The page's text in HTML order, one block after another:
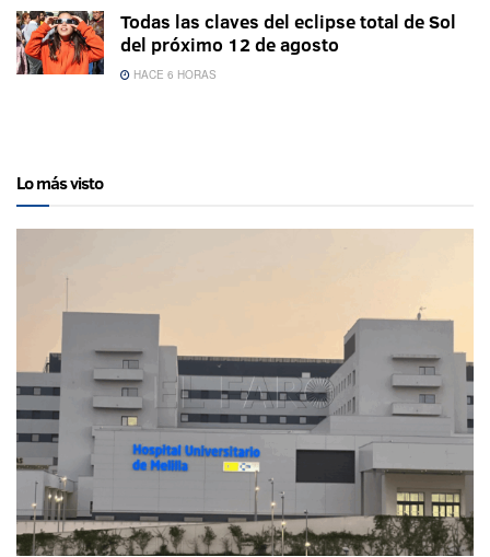
Todas las claves del eclipse total de Sol
del próximo 12 de agosto
HACE 6 HORAS
Lo más visto